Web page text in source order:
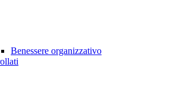
Benessere organizzativo